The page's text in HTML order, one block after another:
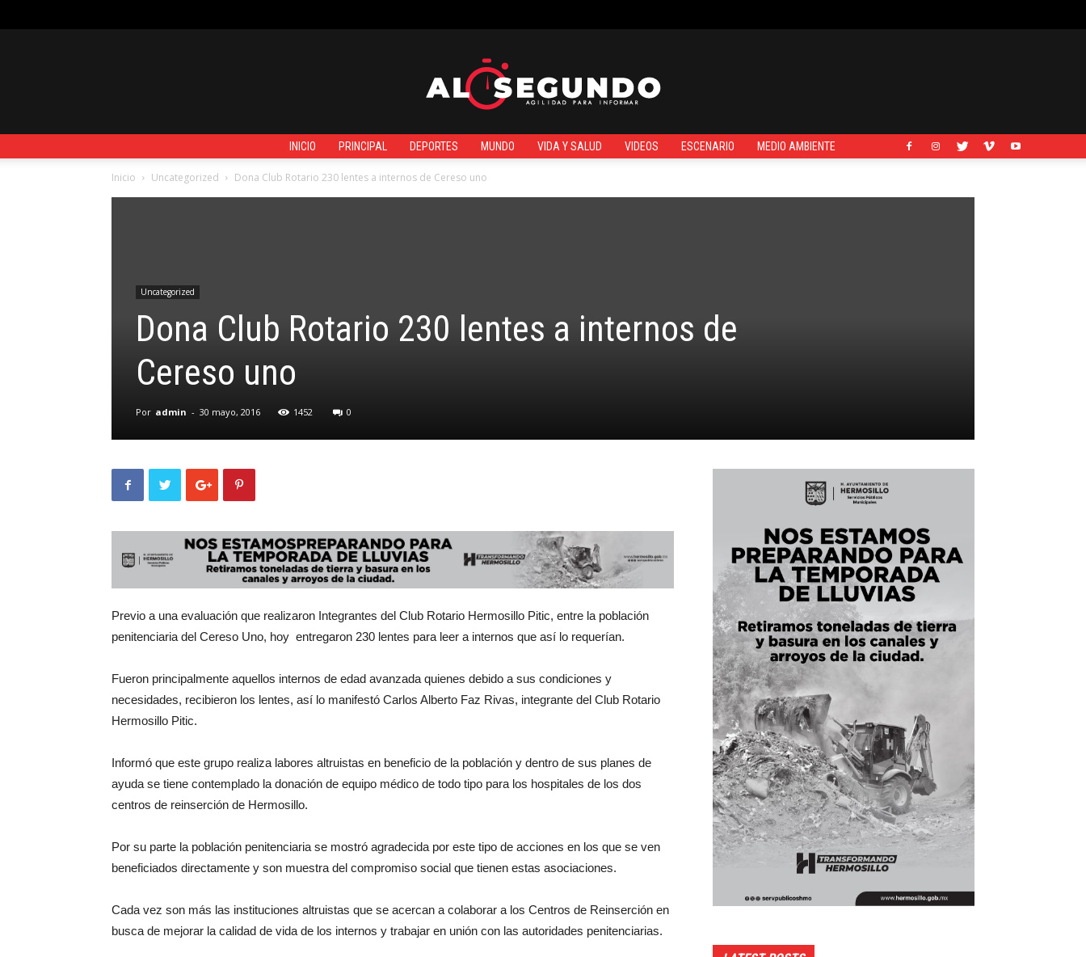
INICIO PRINCIPAL DEPORTES MUNDO VIDA Y SALUD VIDEOS ESCENARIO MEDIO AMBIENTE
Inicio Uncategorized Dona Club Rotario 230 lentes a internos de Cereso uno
Uncategorized
Dona Club Rotario 230 lentes a internos de
Cereso uno
Por admin - 30 mayo, 2016 1452 0
Previo a una evaluación que realizaron Integrantes del Club Rotario Hermosillo Pitic, entre la población
penitenciaria del Cereso Uno, hoy entregaron 230 lentes para leer a internos que así lo requerían.
Fueron principalmente aquellos internos de edad avanzada quienes debido a sus condiciones y
necesidades, recibieron los lentes, así lo manifestó Carlos Alberto Faz Rivas, integrante del Club Rotario
Hermosillo Pitic.
Informó que este grupo realiza labores altruistas en beneficio de la población y dentro de sus planes de
ayuda se tiene contemplado la donación de equipo médico de todo tipo para los hospitales de los dos
centros de reinserción de Hermosillo.
Por su parte la población penitenciaria se mostró agradecida por este tipo de acciones en los que se ven
beneficiados directamente y son muestra del compromiso social que tienen estas asociaciones.
Cada vez son más las instituciones altruistas que se acercan a colaborar a los Centros de Reinserción en
busca de mejorar la calidad de vida de los internos y trabajar en unión con las autoridades penitenciarias.